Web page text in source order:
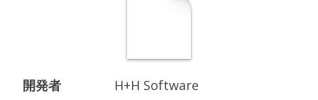
開発者
H+H Software